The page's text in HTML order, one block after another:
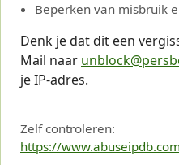
Beperken van misbruik
Denk je dat dit een
Mail naar
je IP-adres.
Zelf controleren:
https://